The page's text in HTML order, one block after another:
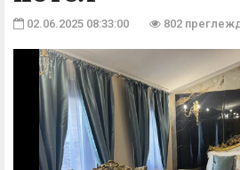
02.06.2025 08:33:00 802